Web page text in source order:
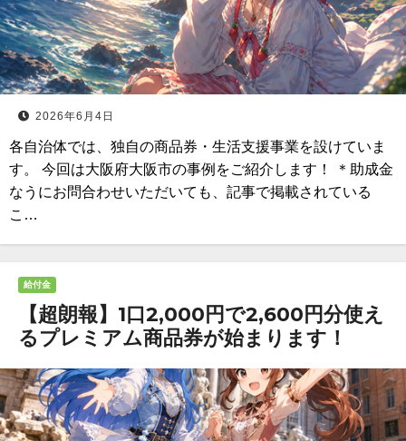
2026年6月4日
各自治体では、独自の商品券・生活支援事業を設けていま
す。 今回は大阪府大阪市の事例をご紹介します！ ＊助成金
なうにお問合わせいただいても、記事で掲載されている
こ…
給付金
【超朗報】1口2,000円で2,600円分使え
るプレミアム商品券が始まります！